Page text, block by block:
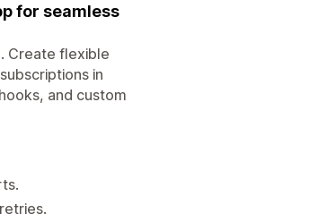
for seamless
Create flexible
in
and custom